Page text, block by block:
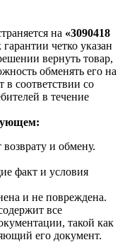
на «3090418
четко указан
вернуть товар,
обменять его на
в соответствии со
в течение
и обмену.
факт и условия
и не повреждена.
все
такой как
его документ.